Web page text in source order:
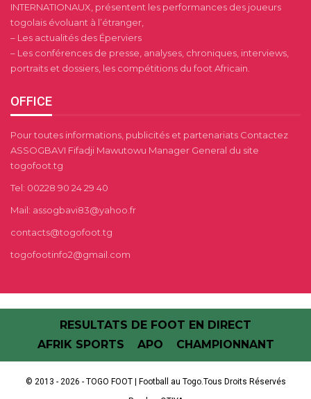
INTERNATIONAUX, présentent les performances des joueurs
togolais évoluant à l’étranger,
– Les actualités des Éperviers
– Les conférences de presse, analyses, chroniques, interviews,
portraits et dossiers, les compétitions du foot Africain.
OFFICE
Pour toutes informations, publicités et partenariats Contactez
ASSOGBAVI Fifadji Mawutowu Manager General du site
togofoot.tg
Tel: 00228 90 24 29 40
Mail: assogbavi83@yahoo.fr
contacts@togofoot.tg
togofootinfo2@gmail.com
RESULTATS DE FOOT EN DIRECT
AFRIK SPORTS
APO CHAMPIONNANT
© 2013 - 2026 - TOGO FOOT | Football au Togo.Tous Droits Réservés